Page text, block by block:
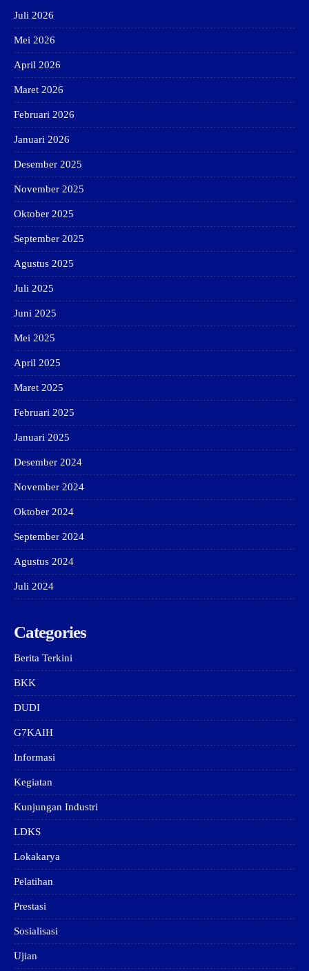
Juli 2026
Mei 2026
April 2026
Maret 2026
Februari 2026
Januari 2026
Desember 2025
November 2025
Oktober 2025
September 2025
Agustus 2025
Juli 2025
Juni 2025
Mei 2025
April 2025
Maret 2025
Februari 2025
Januari 2025
Desember 2024
November 2024
Oktober 2024
September 2024
Agustus 2024
Juli 2024
Categories
Berita Terkini
BKK
DUDI
G7KAIH
Informasi
Kegiatan
Kunjungan Industri
LDKS
Lokakarya
Pelatihan
Prestasi
Sosialisasi
Ujian